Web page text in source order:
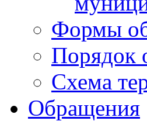
Формы
Порядок
Схема
Обращения